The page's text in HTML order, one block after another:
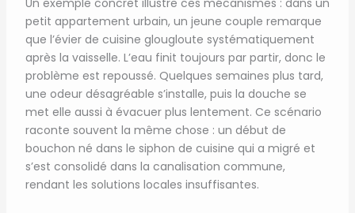
petit appartement urbain, un jeune couple remarque
que l’évier de cuisine glougloute systématiquement
après la vaisselle. L’eau finit toujours par partir, donc le
problème est repoussé. Quelques semaines plus tard,
une odeur désagréable s’installe, puis la douche se
met elle aussi à évacuer plus lentement. Ce scénario
raconte souvent la même chose : un début de
bouchon né dans le siphon de cuisine qui a migré et
s’est consolidé dans la canalisation commune,
rendant les solutions locales insuffisantes.